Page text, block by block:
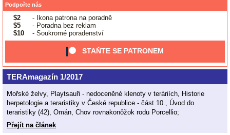
Podpořte nás
$2
- Ikona patrona na poradně
$5
- Poradna bez reklam
$10
- Soukromé poradenství
STAŇTE SE PATRONEM
TERAmagazín 1/2017
Mořské želvy, Playtsauři - nedoceněné klenoty v teráriích, Historie
herpetologie a teraristiky v České republice - část 10., Úvod do
teraristiky (42), Omán, Chov rovnakonôžok rodu Porcellio;
Přejít na článek